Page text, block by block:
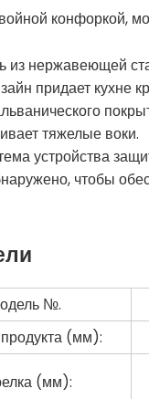
конфоркой,
из нержавеющей
придает кухне
тяжелые воки.
устройства
чтобы
№.
(мм):
(мм):